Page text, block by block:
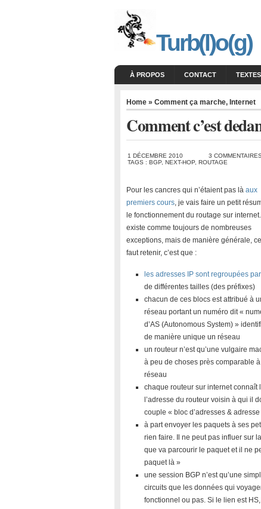
Turb(l)o(g)
À PROPOS CONTACT
Home » Comment ça marche, Internet
Comment c’est
1 DÉCEMBRE 2010
3 COMMENTAIRES
TAGS : BGP NEXT-HOP ROUTAGE
Pour les cancres qui n’étaient pas là aux
premiers cours, je vais faire un petit
le fonctionnement du routage sur internet.
existe comme toujours de nombreuses
exceptions, mais de manière générale, ce
faut retenir, c’est que :
les adresses IP sont regroupées
de différentes tailles (des préfixes)
chacun de ces blocs est attribué à
réseau portant un numéro dit «
d’AS (Autonomous System) »
de manière unique un réseau
un routeur n’est qu’une vulgaire
à peu de choses près comparable
réseau
chaque routeur sur internet connaît
l’adresse du routeur voisin à qui il
couple « bloc d’adresses &
à part envoyer les paquets à ses
rien faire. Il ne peut pas influer sur
que va parcourir le paquet et il ne
paquet là »
une session BGP n’est qu’une
circuits que les données qui
fonctionnel ou pas. Si le lien est